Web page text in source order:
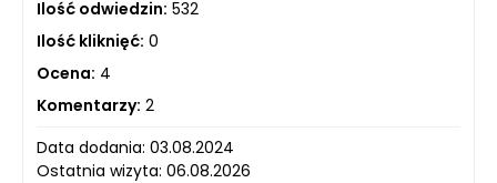
Ilość odwiedzin: 532
Ilość kliknięć: 0
Ocena: 4
Komentarzy: 2
Data dodania: 03.08.2024
Ostatnia wizyta: 06.08.2026